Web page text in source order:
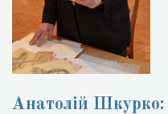
Анатолій Шкурко: